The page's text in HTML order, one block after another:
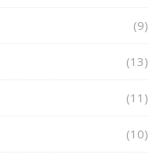
(9)
(13)
(11)
(10)